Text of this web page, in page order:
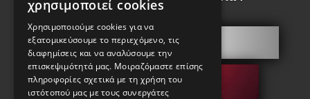
Πόρτες Ασφαλείας
χρησιμοποιεί cookies
Χρησιμοποιούμε cookies για να
εξατομικεύσουμε το περιεχόμενο, τις
διαφημίσεις και να αναλύσουμε την
επισκεψιμότητά μας. Μοιραζόμαστε επίσης
πληροφορίες σχετικά με τη χρήση του
ιστότοπού μας με τους συνεργάτες